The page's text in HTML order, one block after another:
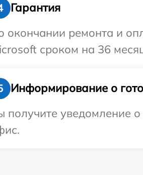
Гарантия
окончании ремонта и
сроком на 36
Информирование о
получите уведомление